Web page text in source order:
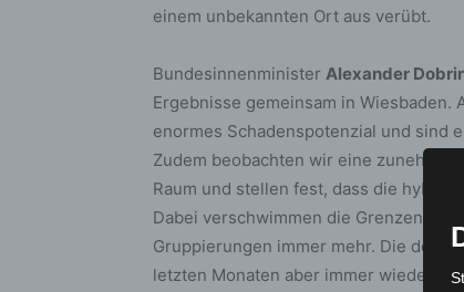
einem unbekannten Ort aus verübt.
Bundesinnenminister Alexander
Ergebnisse gemeinsam in
enormes Schadenspotenzial und sind
Zudem beobachten wir eine
Raum und stellen fest, dass die
Dabei verschwimmen die Grenzen
Gruppierungen immer mehr. Die
letzten Monaten aber immer wieder